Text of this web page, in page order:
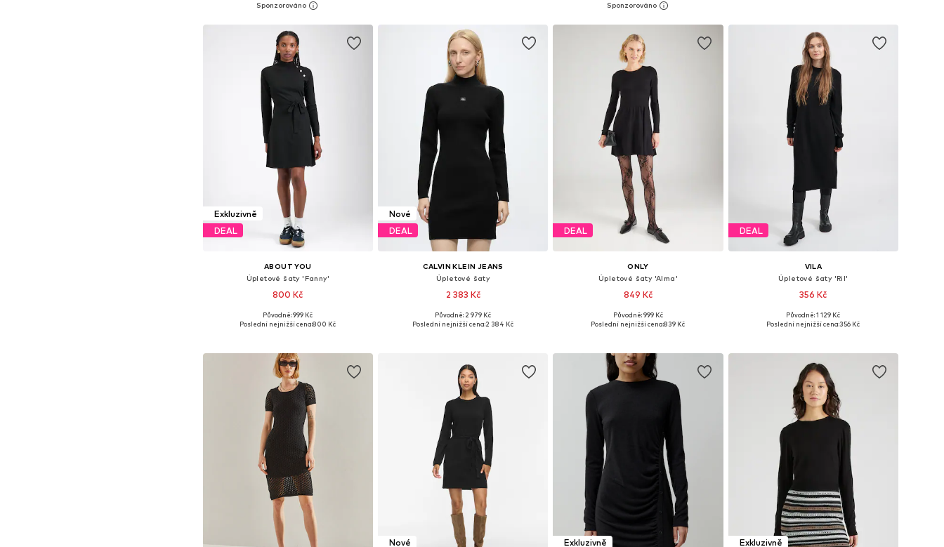
Přidat do košíku Přidat do košíku
Exkluzivně
DEAL
ABOUT YOU
Úpletové šaty 'Fanny'
800 Kč
Dostupné velikosti: XS, S, M, L, XL, XXL
Původně: 999 Kč
Poslední nejnižší cena:800 Kč
Nové
DEAL
CALVIN KLEIN JEANS
Úpletové šaty
2 383 Kč
Dostupné velikosti: XS, S, M, L, XL, XXL
Původně: 2 979 Kč
Poslední nejnižší cena:2 384 Kč
DEAL
ONLY
Úpletové šaty 'Alma'
849 Kč
Dostupné v mnoha velikostech
Původně: 999 Kč
Poslední nejnižší cena:839 Kč
DEAL
VILA
Úpletové šaty 'Ril'
356 Kč
+ 2
Dostupné velikosti: XS, S, M, L, XL, XXL
Původně: 1 129 Kč
Poslední nejnižší cena:356 Kč
Nové Exkluzivně Exkluzivně